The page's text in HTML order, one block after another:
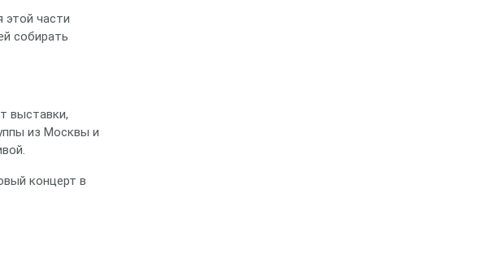
этой части
собирать
выставки,
из Москвы и
концерт в